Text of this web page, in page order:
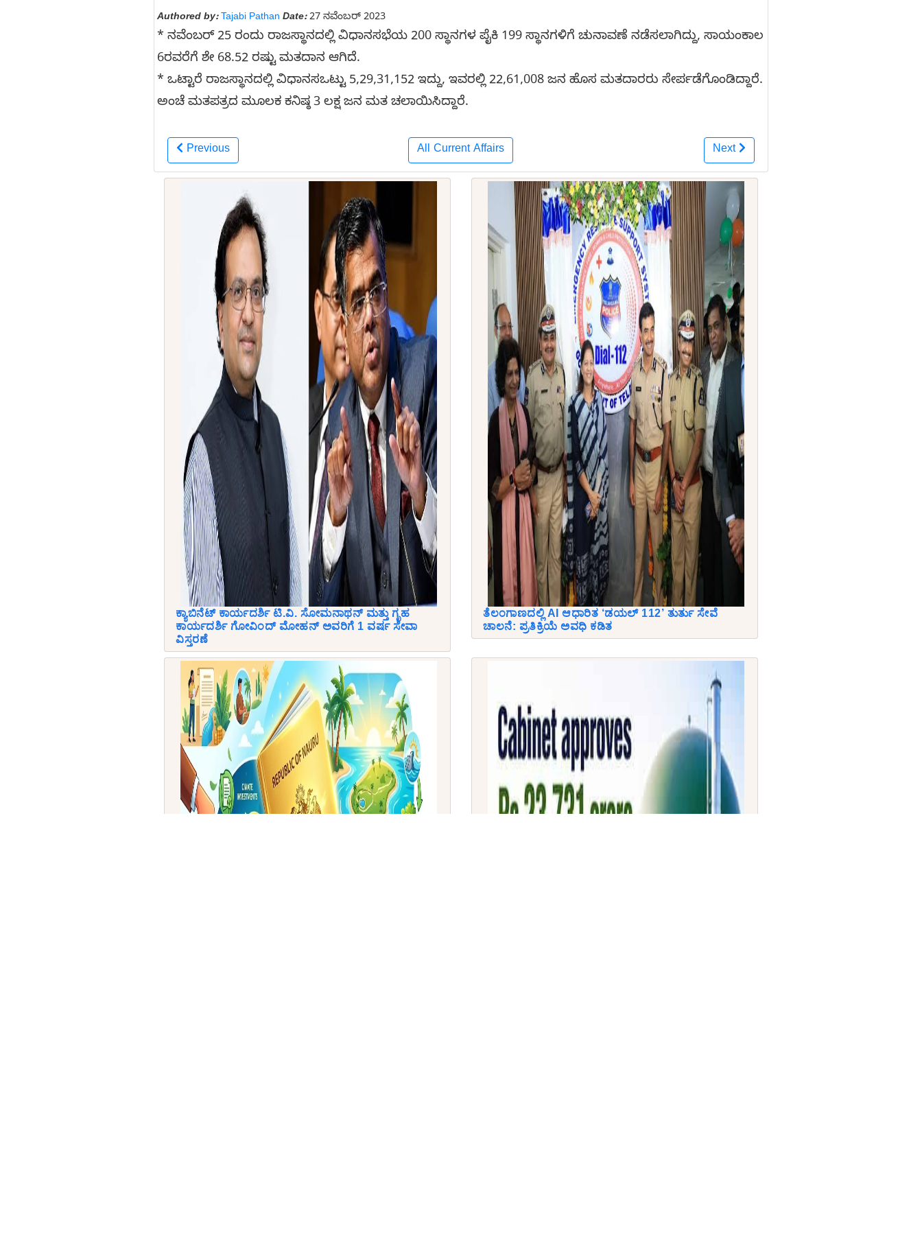
Authored by: Tajabi Pathan Date:27 ನವೆಂಬರ್ 2023
* ನವೆಂಬರ್ 25 ರಂದು ರಾಜಸ್ಥಾನದಲ್ಲಿ ವಿಧಾನಸಭೆಯ 200 ಸ್ಥಾನಗಳ ಪೈಕಿ 199 ಸ್ಥಾನಗಳಿಗೆ ಚುನಾವಣೆ ನಡೆಸಲಾಗಿದ್ದು, ಸಾಯಂಕಾಲ
6ರವರೆಗೆ ಶೇ 68.52 ರಷ್ಟು ಮತದಾನ ಆಗಿದೆ.
* ಒಟ್ಟಾರೆ ರಾಜಸ್ಥಾನದಲ್ಲಿ ವಿಧಾನಸಒಟ್ಟು 5,29,31,152 ಇದ್ದು, ಇವರಲ್ಲಿ 22,61,008 ಜನ ಹೊಸ ಮತದಾರರು ಸೇರ್ಪಡೆಗೊಂಡಿದ್ದಾರೆ.
ಅಂಚೆ ಮತಪತ್ರದ ಮೂಲಕ ಕನಿಷ್ಠ 3 ಲಕ್ಷ ಜನ ಮತ ಚಲಾಯಿಸಿದ್ದಾರೆ.
Previous All Current Affairs Next
ಕ್ಯಾಬಿನೆಟ್ ಕಾರ್ಯದರ್ಶಿ ಟಿ.ವಿ. ಸೋಮನಾಥನ್ ಮತ್ತು ಗೃಹ
ಕಾರ್ಯದರ್ಶಿ ಗೋವಿಂದ್ ಮೋಹನ್ ಅವರಿಗೆ 1 ವರ್ಷ ಸೇವಾ
ವಿಸ್ತರಣೆ
ತೆಲಂಗಾಣದಲ್ಲಿ AI ಆಧಾರಿತ ‘ಡಯಲ್ 112’ ತುರ್ತು ಸೇವೆ
ಚಾಲನೆ: ಪ್ರತಿಕ್ರಿಯೆ ಅವಧಿ ಕಡಿತ